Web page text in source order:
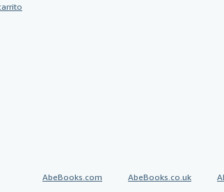
AbeBooks.com AbeBooks.co.uk